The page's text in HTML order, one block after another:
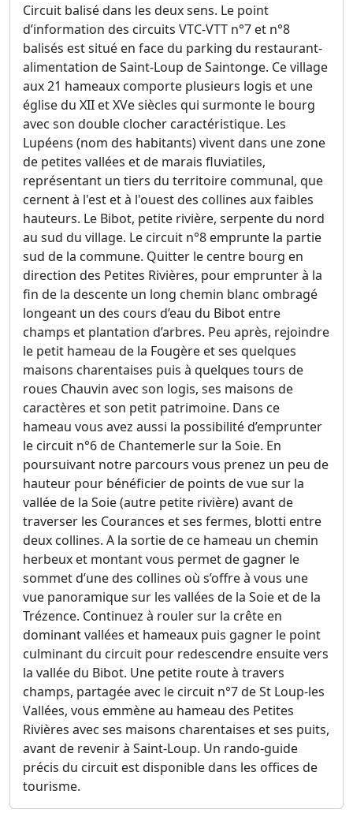
Circuit balisé dans les deux sens. Le point
d’information des circuits VTC-VTT n°7 et n°8
balisés est situé en face du parking du restaurant-
alimentation de Saint-Loup de Saintonge. Ce village
aux 21 hameaux comporte plusieurs logis et une
église du XII et XVe siècles qui surmonte le bourg
avec son double clocher caractéristique. Les
Lupéens (nom des habitants) vivent dans une zone
de petites vallées et de marais fluviatiles,
représentant un tiers du territoire communal, que
cernent à l'est et à l'ouest des collines aux faibles
hauteurs. Le Bibot, petite rivière, serpente du nord
au sud du village. Le circuit n°8 emprunte la partie
sud de la commune. Quitter le centre bourg en
direction des Petites Rivières, pour emprunter à la
fin de la descente un long chemin blanc ombragé
longeant un des cours d’eau du Bibot entre
champs et plantation d’arbres. Peu après, rejoindre
le petit hameau de la Fougère et ses quelques
maisons charentaises puis à quelques tours de
roues Chauvin avec son logis, ses maisons de
caractères et son petit patrimoine. Dans ce
hameau vous avez aussi la possibilité d’emprunter
le circuit n°6 de Chantemerle sur la Soie. En
poursuivant notre parcours vous prenez un peu de
hauteur pour bénéficier de points de vue sur la
vallée de la Soie (autre petite rivière) avant de
traverser les Courances et ses fermes, blotti entre
deux collines. A la sortie de ce hameau un chemin
herbeux et montant vous permet de gagner le
sommet d’une des collines où s’offre à vous une
vue panoramique sur les vallées de la Soie et de la
Trézence. Continuez à rouler sur la crête en
dominant vallées et hameaux puis gagner le point
culminant du circuit pour redescendre ensuite vers
la vallée du Bibot. Une petite route à travers
champs, partagée avec le circuit n°7 de St Loup-les
Vallées, vous emmène au hameau des Petites
Rivières avec ses maisons charentaises et ses puits,
avant de revenir à Saint-Loup. Un rando-guide
précis du circuit est disponible dans les offices de
tourisme.